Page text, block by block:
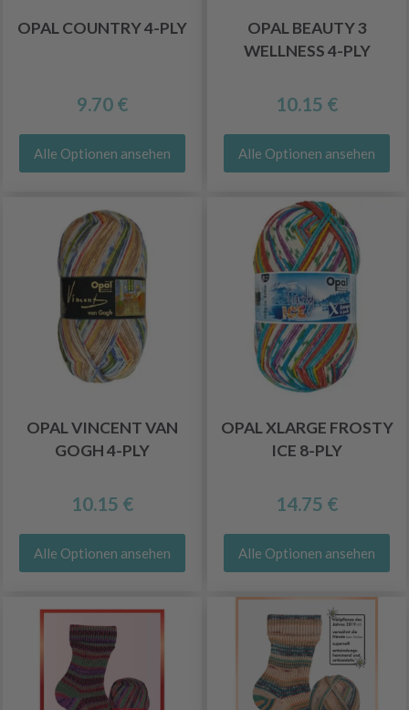
OPAL COUNTRY 4-PLY
9.70 €
Alle Optionen ansehen
OPAL BEAUTY 3
WELLNESS 4-PLY
10.15 €
Alle Optionen ansehen
OPAL VINCENT VAN
GOGH 4-PLY
10.15 €
Alle Optionen ansehen
OPAL XLARGE FROSTY
ICE 8-PLY
14.75 €
Alle Optionen ansehen